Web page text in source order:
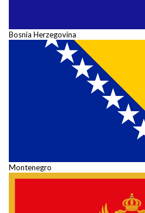
Bosnia Herzegovina
Montenegro